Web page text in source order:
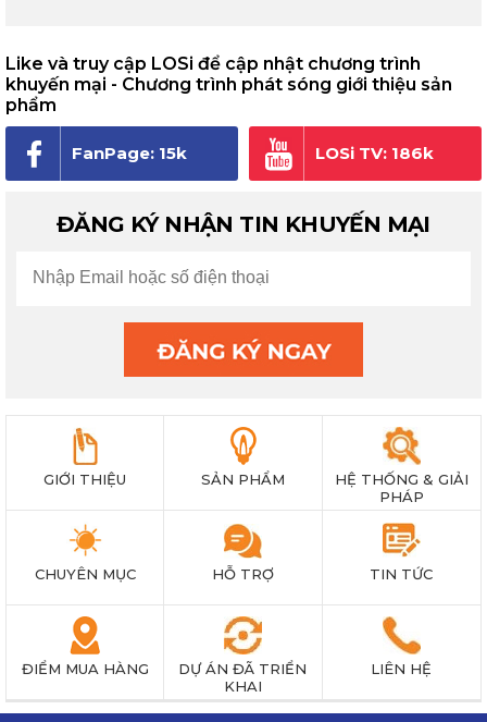
Like và truy cập LOSi để cập nhật chương trình
khuyến mại - Chương trình phát sóng giới thiệu sản
phẩm
FanPage: 15k
người theo dõi
LOSi TV: 186k
ĐĂNG KÝ NHẬN TIN KHUYẾN MẠI
GIỚI THIỆU SẢN PHẨM
HỆ THỐNG & GIẢI
PHÁP
CHUYÊN MỤC HỖ TRỢ TIN TỨC
ĐIỂM MUA HÀNG
DỰ ÁN ĐÃ TRIỂN
KHAI
LIÊN HỆ